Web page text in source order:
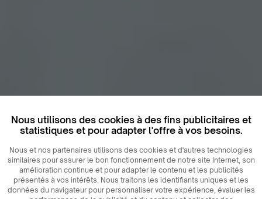
Nous utilisons des cookies à des fins publicitaires et
statistiques et pour adapter l'offre à vos besoins.
Nous et nos partenaires utilisons des cookies et d'autres technologies
similaires pour assurer le bon fonctionnement de notre site Internet, son
amélioration continue et pour adapter le contenu et les publicités
présentés à vos intérêts. Nous traitons les identifiants uniques et les
données du navigateur pour personnaliser votre expérience, évaluer les